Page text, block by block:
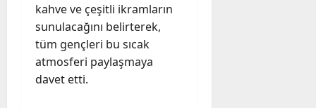
kahve ve çeşitli ikramların
sunulacağını belirterek,
tüm gençleri bu sıcak
atmosferi paylaşmaya
davet etti.